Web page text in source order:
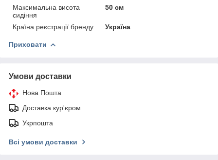
Максимальна висота
сидіння
50 см
Країна реєстрації бренду Україна
Приховати
Умови доставки
Нова Пошта
Доставка кур'єром
Укрпошта
Всі умови доставки